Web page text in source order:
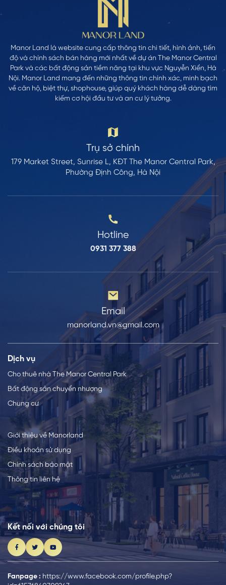
Manor Land là website cung cấp thông tin chi tiết, hình ảnh, tiến
độ và chính sách bán hàng mới nhất về dự án The Manor Central
Park và các bất động sản tiềm năng tại khu vực Nguyễn Xiển, Hà
Nội. Manor Land mang đến những thông tin chính xác, minh bạch
về căn hộ, biệt thự, shophouse, giúp quý khách hàng dễ dàng tìm
kiếm cơ hội đầu tư và an cư lý tưởng.
Trụ sở chính
179 Market Street, Sunrise L, KĐT The Manor Central Park,
Phường Định Công, Hà Nội
Hotline
0931 377 388
Email
manorland.vn@gmail.com
Dịch vụ
Cho thuê nhà The Manor Central Park
Bất động sản chuyển nhượng
Chung cư
Giới thiệu về Manorland
Điều khoản sử dụng
Chính sách bảo mật
Thông tin liên hệ
Kết nối với chúng tôi
Fanpage : https://www.facebook.com/profile.php?